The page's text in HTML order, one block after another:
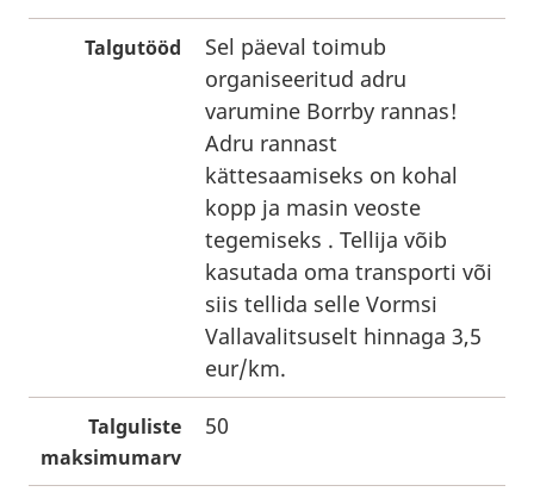
Talgutööd
Sel päeval toimub
organiseeritud adru
varumine Borrby rannas!
Adru rannast
kättesaamiseks on kohal
kopp ja masin veoste
tegemiseks . Tellija võib
kasutada oma transporti või
siis tellida selle Vormsi
Vallavalitsuselt hinnaga 3,5
eur/km.
Talguliste
maksimumarv
50